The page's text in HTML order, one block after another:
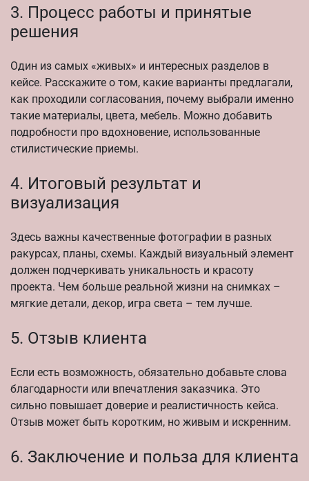
3. Процесс работы и принятые
решения
Один из самых «живых» и интересных разделов в
кейсе. Расскажите о том, какие варианты предлагали,
как проходили согласования, почему выбрали именно
такие материалы, цвета, мебель. Можно добавить
подробности про вдохновение, использованные
стилистические приемы.
4. Итоговый результат и
визуализация
Здесь важны качественные фотографии в разных
ракурсах, планы, схемы. Каждый визуальный элемент
должен подчеркивать уникальность и красоту
проекта. Чем больше реальной жизни на снимках –
мягкие детали, декор, игра света – тем лучше.
5. Отзыв клиента
Если есть возможность, обязательно добавьте слова
благодарности или впечатления заказчика. Это
сильно повышает доверие и реалистичность кейса.
Отзыв может быть коротким, но живым и искренним.
6. Заключение и польза для клиента